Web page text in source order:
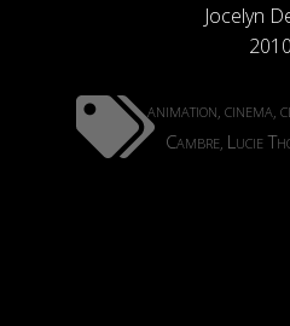
Jocelyn
2010
animation,cinema,
Cambre, Lucie